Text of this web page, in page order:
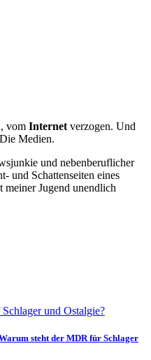
vom Internet verzogen. Und
Medien.
und nebenberuflicher
und Schattenseiten eines
meiner Jugend unendlich
steht der MDR für Schlager